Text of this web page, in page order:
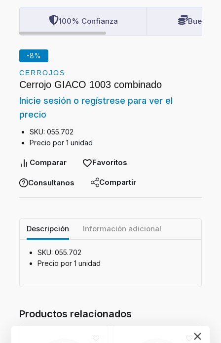
100% Confianza Buenos
-8%
CERROJOS
Cerrojo GIACO 1003 combinado
Inicie sesión o regístrese para ver el
precio
SKU: 055.702
Precio por 1 unidad
Comparar Favoritos
Consultanos Compartir
Descripción Información adicional
SKU: 055.702
Precio por 1 unidad
Productos relacionados